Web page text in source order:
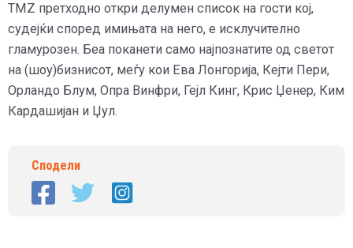
TMZ претходно откри делумен список на гости кој,
судејќи според имињата на него, е исклучително
гламурозен. Беа поканети само најпознатите од светот
на (шоу)бизнисот, меѓу кои Ева Лонгорија, Кејти Пери,
Орландо Блум, Опра Винфри, Гејл Кинг, Крис Џенер, Ким
Кардашијан и Џул.
Сподели